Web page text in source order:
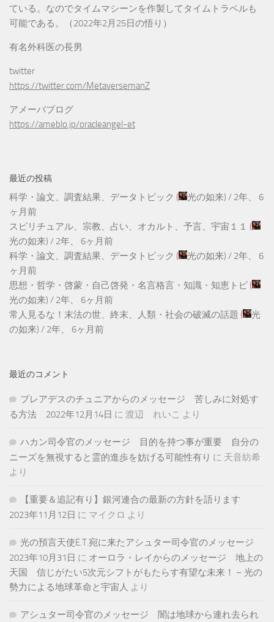
ている。なのでタイムマシーンを作製してタイムトラベルも
可能である。（2022年2月25日の悟り）
有名外科医の長男
twitter
https://twitter.com/MetaversemanZ
アメーバブログ
https://ameblo.jp/oracleangel-et
最近の投稿
科学・論文、調査結果、データトピック ( 光の如来) / 2年、 6
ヶ月前
スピリチュアル、宗教、占い、オカルト、予言、宇宙１１ (
光の如来) / 2年、 6ヶ月前
科学・論文、調査結果、データトピック ( 光の如来) / 2年、 6
ヶ月前
思想・哲学・啓蒙・自己啓発・名言格言・知識・知恵トピ (
光の如来) / 2年、 6ヶ月前
常人見るな！末法の世、終末、人類・社会の破滅の話題 (
光
の如来) / 2年、 6ヶ月前
最近のコメント
プレアデスのチュニアからのメッセージ 苦しみに対処す
る方法 2022年12月14日 に 渡辺 れいこ より
ハカン司令官のメッセージ 目的を持つ事が重要 自分の
ニーズを無視すると霊的進歩を妨げる可能性有り に 天音紡希
より
【重要＆追記有り】銀河連合の最新の方針を語ります
2023年11月12日 に マイクロ より
光の預言天使E.T.宛に来たアシュター司令官のメッセージ
2023年10月31日 に オーロラ・レイからのメッセージ 地上の
天国 信じがたい5次元シフトがもたらす有望な未来！ – 光の
勢力による地球革命と宇宙人 より
アシュター司令官のメッセージ 闇は地球から連れ去られ